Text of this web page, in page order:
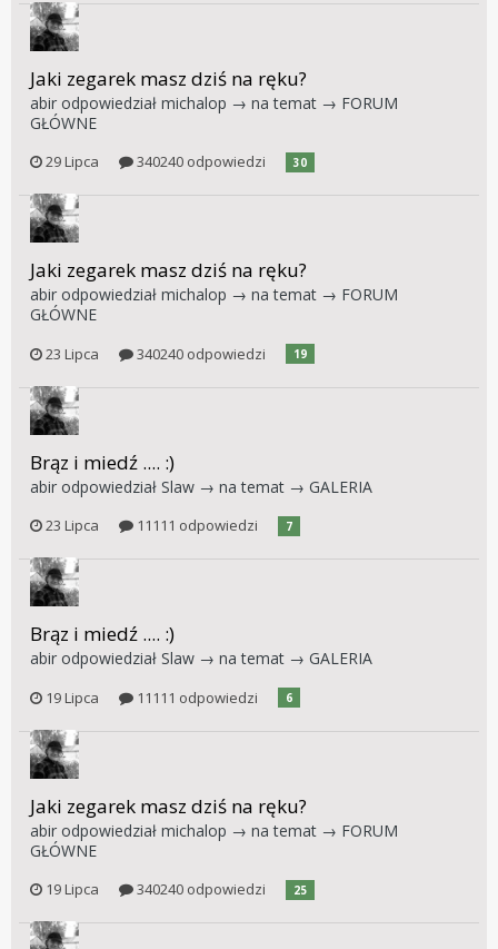
Jaki zegarek masz dziś na ręku?
abir odpowiedział michalop → na temat → FORUM
GŁÓWNE
29 Lipca 340240 odpowiedzi 30
Jaki zegarek masz dziś na ręku?
abir odpowiedział michalop → na temat → FORUM
GŁÓWNE
23 Lipca 340240 odpowiedzi 19
Brąz i miedź .... :)
abir odpowiedział Slaw → na temat → GALERIA
23 Lipca 11111 odpowiedzi 7
Brąz i miedź .... :)
abir odpowiedział Slaw → na temat → GALERIA
19 Lipca 11111 odpowiedzi 6
Jaki zegarek masz dziś na ręku?
abir odpowiedział michalop → na temat → FORUM
GŁÓWNE
19 Lipca 340240 odpowiedzi 25